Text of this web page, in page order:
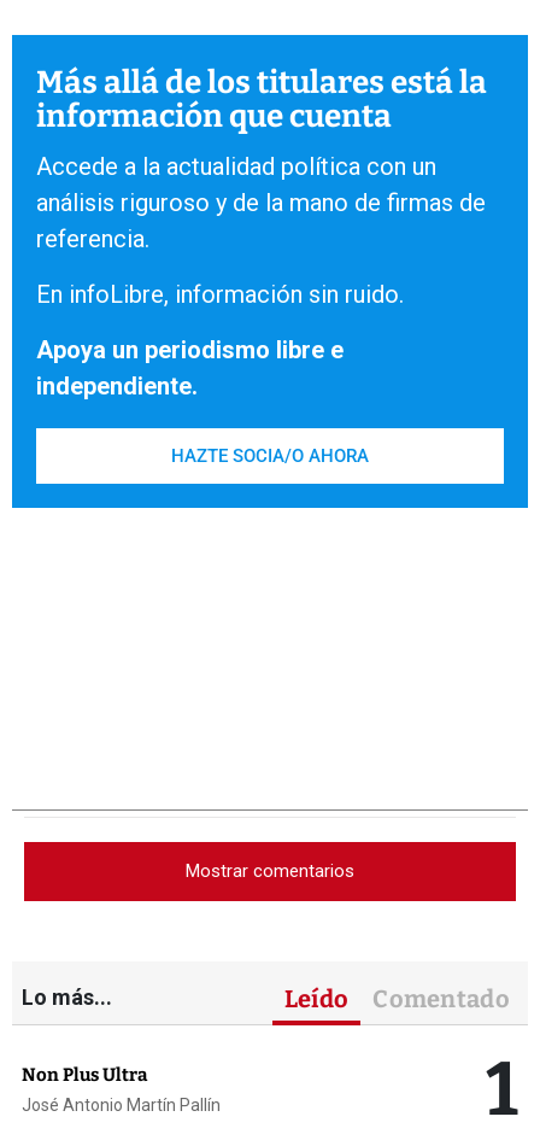
Más allá de los titulares está la
información que cuenta
Accede a la actualidad política con un
análisis riguroso y de la mano de firmas de
referencia.
En infoLibre, información sin ruido.
Apoya un periodismo libre e
independiente.
HAZTE SOCIA/O AHORA
Mostrar comentarios
Lo más... Leído Comentado
Non Plus Ultra
José Antonio Martín Pallín 1